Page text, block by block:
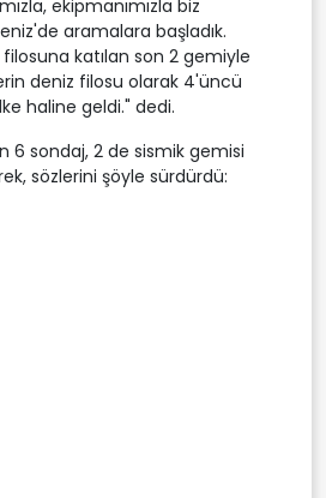
ekipmanımızla biz
aramalara başladık.
katılan son 2 gemiyle
deniz filosu olarak 4'üncü
haline geldi." dedi.
6 sondaj, 2 de sismik gemisi
sözlerini şöyle sürdürdü: